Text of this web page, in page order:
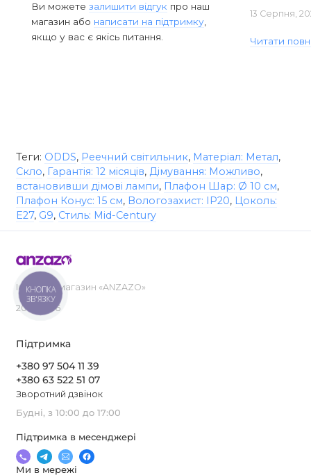
Ви можете залишити відгук про наш
магазин або написати на підтримку,
якщо у вас є якісь питання.
13 Серпня,
Читати
Теги: ODDS, Реечний світильник, Матеріал: Метал,
Скло, Гарантія: 12 місяців, Дімування: Можливо,
встановивши дімові лампи, Плафон Шар: Ø 10 см,
Плафон Конус: 15 см, Вологозахист: IP20, Цоколь:
E27, G9, Стиль: Mid-Century
Інтернет-магазин «ANZAZO»
2019-2026
Підтримка
+380 97 504 11 39
+380 63 522 51 07
Зворотний дзвінок
Будні, з 10:00 до 17:00
Підтримка в месенджері
Ми в мережі
КНОПКА
ЗВ'ЯЗКУ